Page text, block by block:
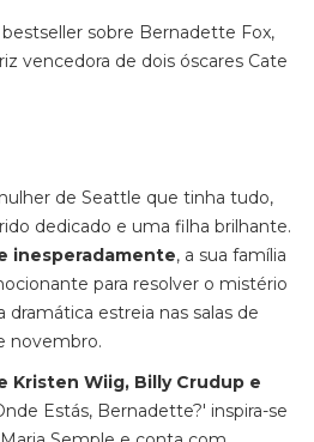
sobre Bernadette Fox,
vencedora de dois óscares Cate
de Seattle que tinha tudo,
dedicado e uma filha brilhante.
inesperadamente, a sua família
para resolver o mistério
dramática estreia nas salas de
novembro.
Kristen Wiig, Billy Crudup e
Estás, Bernadette?' inspira-se